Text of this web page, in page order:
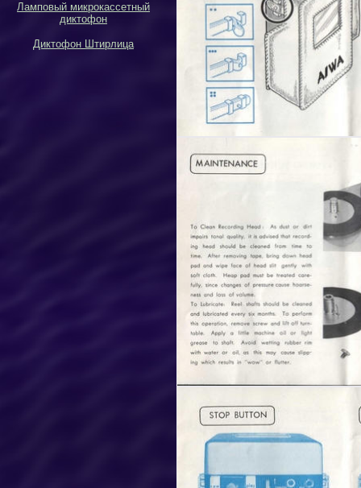
Ламповый микрокассетный
диктофон
Диктофон Штирлица